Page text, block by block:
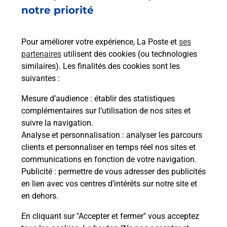
notre priorité
Pour améliorer votre expérience, La Poste et ses
partenaires utilisent des cookies (ou technologies
similaires). Les finalités des cookies sont les
suivantes :
Mesure d’audience : établir des statistiques
complémentaires sur l’utilisation de nos sites et
suivre la navigation.
Analyse et personnalisation : analyser les parcours
clients et personnaliser en temps réel nos sites et
communications en fonction de votre navigation.
Publicité : permettre de vous adresser des publicités
en lien avec vos centres d’intérêts sur notre site et
en dehors.
En cliquant sur "Accepter et fermer" vous acceptez
20 RUE PAUL LANGEVIN
En savoir plus
Malin !
La Poste
en ligne
Ouvert 24h/24
En savoir plus